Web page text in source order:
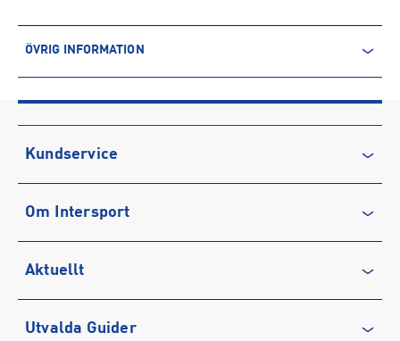
ÖVRIG INFORMATION
Produktnummer: 1558265
Leverantörens produktnummer: 60364315
Artikelnummer: 155826501-CAMCAM
Tillverkaradress
Midusmmmer Boulevard, MK9 2 EA, Milton Keynes, UK
Kontakt tillverkare
Kundservice
Vanliga frågor & svar
Köpvillkor
Integritetspolicy
Medlemsvillkor
Om Intersport
Karriär på INTERSPORT
Service
Aktuellt
Löpning
Utvalda Guider